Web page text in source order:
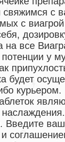
с
с
все
у
будет
курьером.
Введите